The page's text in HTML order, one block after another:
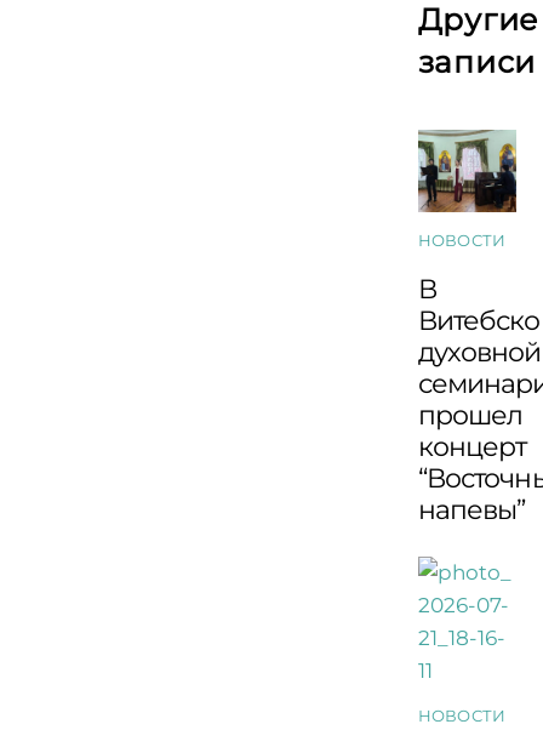
Другие
записи
НОВОСТИ
В
духовной
прошел
концерт
напевы”
НОВОСТИ